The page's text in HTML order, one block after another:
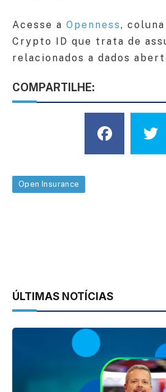
Acesse a Openness,
Crypto ID que trata de
relacionados a dados
COMPARTILHE:
Open Insurance
ÚLTIMAS NOTÍCIAS